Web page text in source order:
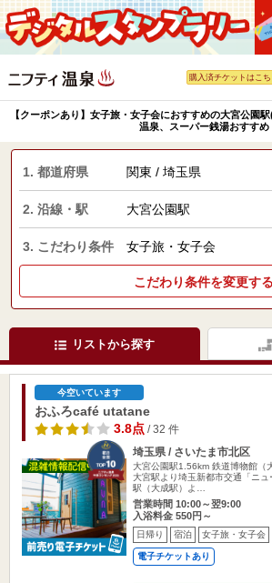
購入済チケットはこち
【クーポンあり】女子旅・女子会におすすめの大宮公園
温泉、スーパー銭湯おすすめ
1. 都道府県 関東 / 埼玉県
2. 沿線・駅 大宮公園駅
3. こだわり条件 女子旅・女子会
こだわり条件を変更する
リストから探す
今空いています
おふろcafé utatane
3.8点/ 32 件
埼玉県 / さいたま市北区
大宮公園駅1.56km 鉄道博物館（
大宮駅より埼玉新都市交通「ニ
駅（大成駅）よ…
営業時間 10:00～翌9:00
入浴料金 550円～
日帰り 宿泊 女子旅・女子会
電子チケットあり